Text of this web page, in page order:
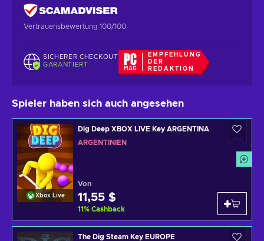
Vertrauensbewertung 100/100
SICHERER CHECKOUT
GARANTIERT
EMPFEHLUNG
DER
REDAKTION
Spieler haben sich auch angesehen
Xbox Live
Dig Deep XBOX LIVE Key ARGENTINA
ARGENTINIEN
Von
11,55 $
11% Cashback
The Dig Steam Key EUROPE